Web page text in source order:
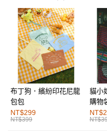
購物金
超商取貨付款
LINE Pay
街口支付
運送方式
全家取貨付款
每筆NT$60，滿NT$1,000(含以
布丁狗．繽紛印花尼龍
包包
NT$299
NT$399
貓小
購物